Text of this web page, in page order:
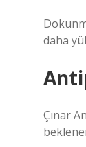
daha
Çınar